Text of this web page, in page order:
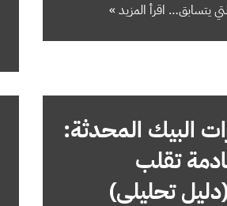
اقرأ المزيد »
البيك المحدثة:
تقلب
تحليلي)